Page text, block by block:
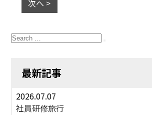
次へ >
Search
for:
最新記事
2026.07.07
社員研修旅行